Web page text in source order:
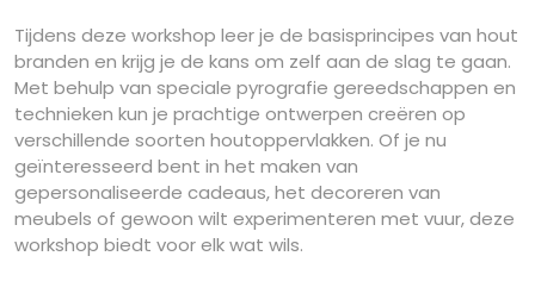
Tijdens deze workshop leer je de basisprincipes van hout
branden en krijg je de kans om zelf aan de slag te gaan.
Met behulp van speciale pyrografie gereedschappen en
technieken kun je prachtige ontwerpen creëren op
verschillende soorten houtoppervlakken. Of je nu
geïnteresseerd bent in het maken van
gepersonaliseerde cadeaus, het decoreren van
meubels of gewoon wilt experimenteren met vuur, deze
workshop biedt voor elk wat wils.